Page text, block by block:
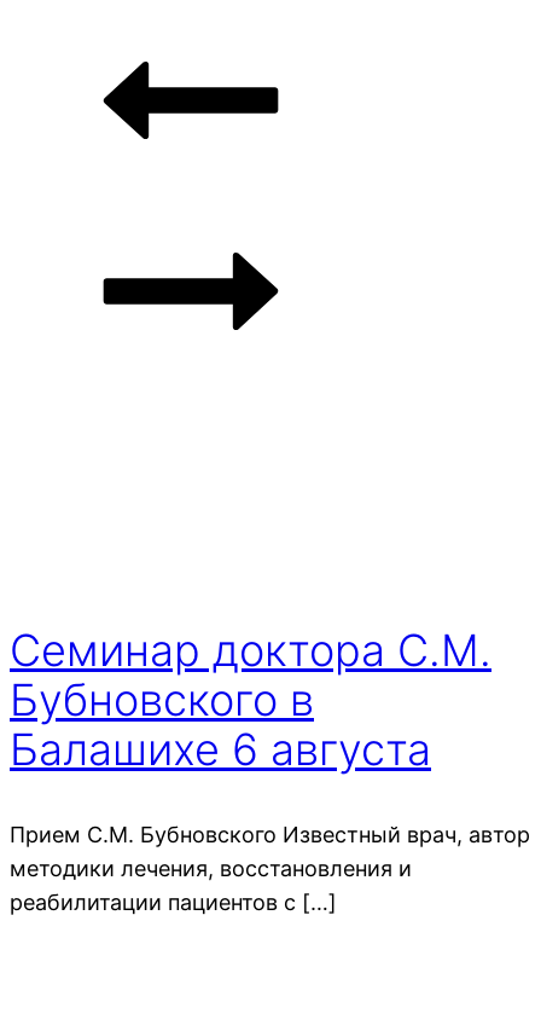
Семинар доктора С.М.
Бубновского в
Балашихе 6 августа
Прием С.М. Бубновского Известный врач, автор
методики лечения, восстановления и
реабилитации пациентов с […]